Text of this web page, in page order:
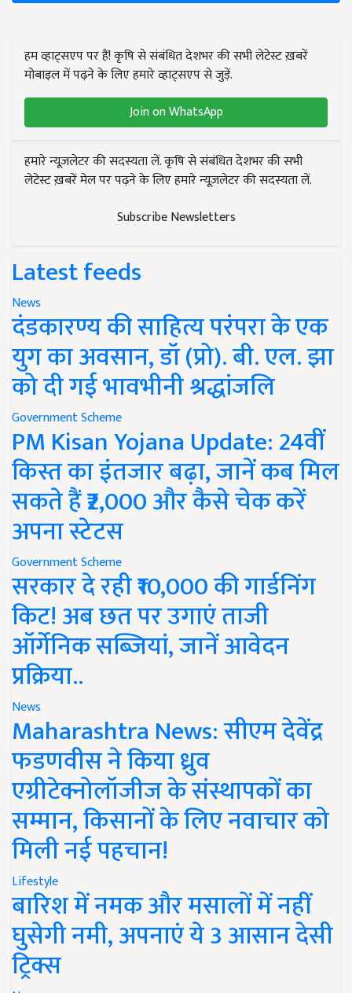
हम व्हाट्सएप पर हैं! कृषि से संबंधित देशभर की सभी लेटेस्ट ख़बरें
मोबाइल में पढ़ने के लिए हमारे व्हाट्सएप से जुड़ें.
Join on WhatsApp
हमारे न्यूज़लेटर की सदस्यता लें. कृषि से संबंधित देशभर की सभी
लेटेस्ट ख़बरें मेल पर पढ़ने के लिए हमारे न्यूज़लेटर की सदस्यता लें.
Subscribe Newsletters
Latest feeds
News
दंडकारण्य की साहित्य परंपरा के एक
युग का अवसान, डॉ (प्रो). बी. एल. झा
को दी गई भावभीनी श्रद्धांजलि
Government Scheme
PM Kisan Yojana Update: 24वीं
किस्त का इंतजार बढ़ा, जानें कब मिल
सकते हैं ₹2,000 और कैसे चेक करें
अपना स्टेटस
Government Scheme
सरकार दे रही ₹10,000 की गार्डनिंग
किट! अब छत पर उगाएं ताजी
ऑर्गेनिक सब्जियां, जानें आवेदन
प्रक्रिया..
News
Maharashtra News: सीएम देवेंद्र
फडणवीस ने किया ध्रुव
एग्रीटेक्नोलॉजीज के संस्थापकों का
सम्मान, किसानों के लिए नवाचार को
मिली नई पहचान!
Lifestyle
बारिश में नमक और मसालों में नहीं
घुसेगी नमी, अपनाएं ये 3 आसान देसी
ट्रिक्स